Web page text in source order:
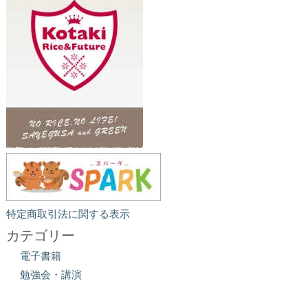
特定商取引法に関する表示
カテゴリー
電子書籍
勉強会・講演